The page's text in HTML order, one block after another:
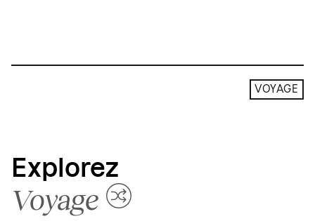
VOYAGE
Explorez
Voyage